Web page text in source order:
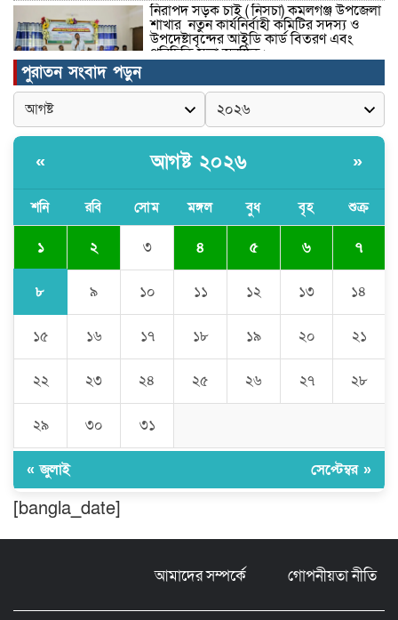
নিরাপদ সড়ক চাই ( নিসচা) কমলগঞ্জ উপজেলা
শাখার নতুন কার্যনির্বাহী কমিটির সদস্য ও
উপদেষ্টাবৃন্দের আইডি কার্ড বিতরণ এবং
পরিচিতি সভা অনুষ্ঠিত।
পত্নীতলা থানা পুলিশের মাদকবিরোধী
অভিযানে আটক ১
বৈষম্য-সন্ত্রাসী-চাঁদাবাজি-দলীয়করণ করতেই
অধ্যক্ষ নজরুল ইসলাম
ঠাকুরগাঁওয়ে ইজিবাইক চোরচক্রের ৩ সদস্য
গ্রেপ্তার, বিপুল পরিমাণ যন্ত্রাংশ উদ্ধার ‎
মুন্সীগঞ্জের টংগীবাড়ীতে ৭ ফুট ৬ ইঞ্চি উচ্চতার
ঘণ্টার পর ঘণ্টা বিদ্যুৎহীন মৌলভীবাজার:
অতিরিক্ত বিলে দিশেহারা গ্রাহক, তীব্র ক্ষোভ
এসোসিয়েশন’র পক্ষ থেকে নগদ অর্থ বিতরণ
পুরাতন সংবাদ পড়ুন
« আগষ্ট ২০২৬ »
শনি রবি সোম মঙ্গল বুধ বৃহ শুক্র
১ ২ ৩ ৪ ৫ ৬ ৭
৮ ৯ ১০ ১১ ১২ ১৩ ১৪
১৫ ১৬ ১৭ ১৮ ১৯ ২০ ২১
২২ ২৩ ২৪ ২৫ ২৬ ২৭ ২৮
২৯ ৩০ ৩১
« জুলাই সেপ্টেম্বর »
[bangla_date]
আমাদের সম্পর্কে গোপনীয়তা নীতি